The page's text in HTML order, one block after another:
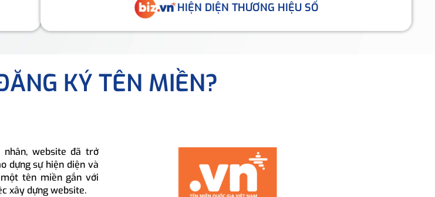
HIỆN DIỆN THƯƠNG HIỆU SỐ
KÝ TÊN MIỀN?
website đã trở
dựng sự hiện diện và
tên miền gắn với
xây dựng website.